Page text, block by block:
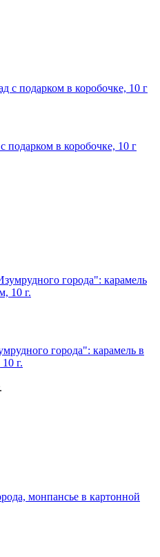
подарком в коробочке, 10 г
города": карамель в
г.